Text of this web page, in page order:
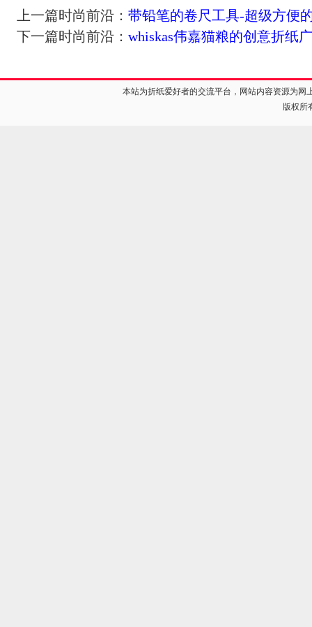
上一篇时尚前沿： 带铅笔的卷尺工具-超级方便
下一篇时尚前沿： whiskas伟嘉猫粮的创意折纸
本站为折纸爱好者的交流平台，网站内容资源为
版权所